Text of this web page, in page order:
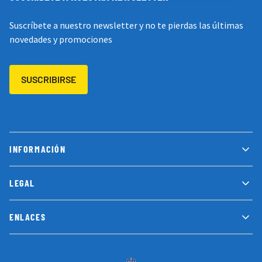
INFORMACIÓN
LEGAL
ENLACES
Suscríbete a nuestro newsletter y no te pierdas las últimas
novedades y promociones
SUSCRIBIRSE